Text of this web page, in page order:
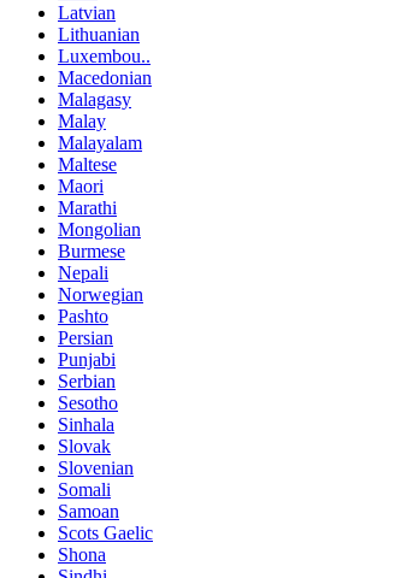
Latvian
Lithuanian
Luxembou..
Macedonian
Malagasy
Malay
Malayalam
Maltese
Maori
Marathi
Mongolian
Burmese
Nepali
Norwegian
Pashto
Persian
Punjabi
Serbian
Sesotho
Sinhala
Slovak
Slovenian
Somali
Samoan
Scots Gaelic
Shona